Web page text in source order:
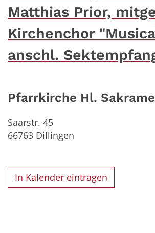
Matthias Prior,
Kirchenchor
anschl.
Pfarrkirche Hl.
Saarstr. 45
66763 Dillingen
In Kalender eintragen